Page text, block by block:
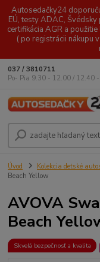
Autosedačky24
EÚ, testy ADAC,
certifikácia AGR a
( po registrácii nákupu
037 / 3810711
Po- Pia 9.30 - 12.00 / 12.40
Úvod Kolekcia detské
Beach Yellow
AVOVA
Beach
Skvelá bezpečnosť a kvalita